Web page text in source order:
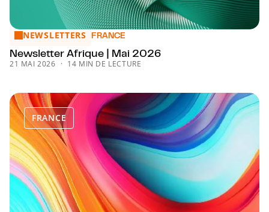
Newsletter Afrique | Mai 2026
NEWSLETTERS FRANCE
Newsletter Afrique | Mai 2026
21 MAI 2026 14 MIN DE LECTURE
FRANCE